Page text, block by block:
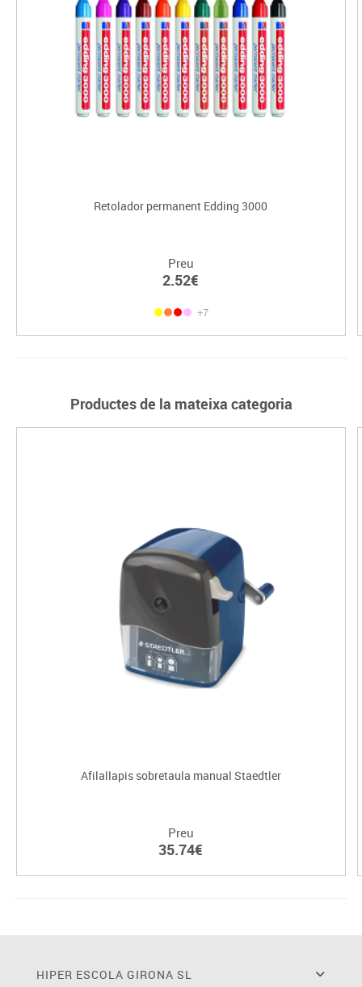
Retolador permanent Edding 3000
Preu
2.52€
+7
Productes de la mateixa categoria
Afilallapis sobretaula manual Staedtler
Preu
35.74€
HIPER ESCOLA GIRONA SL